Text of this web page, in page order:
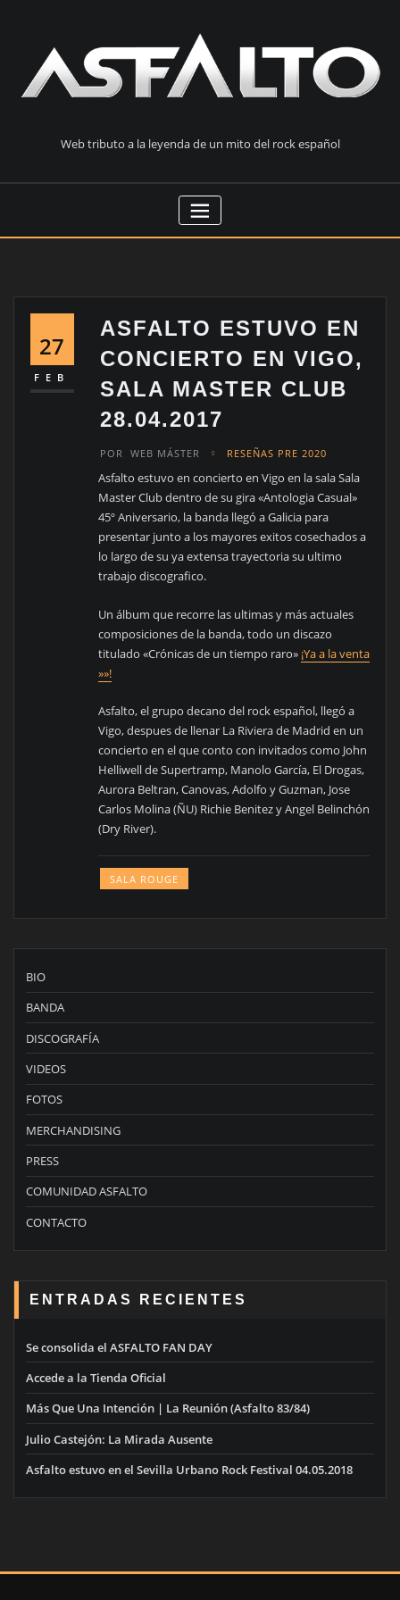
contenido
Web tributo a la leyenda de un mito del rock español
27
FEB
ASFALTO ESTUVO EN
CONCIERTO EN VIGO,
SALA MASTER CLUB
28.04.2017
POR WEB MÁSTER RESEÑAS PRE 2020
Asfalto estuvo en concierto en Vigo en la sala Sala
Master Club dentro de su gira «Antologia Casual»
45º Aniversario, la banda llegó a Galicia para
presentar junto a los mayores exitos cosechados a
lo largo de su ya extensa trayectoria su ultimo
trabajo discografico.
Un álbum que recorre las ultimas y más actuales
composiciones de la banda, todo un discazo
titulado «Crónicas de un tiempo raro» ¡Ya a la venta
»»!
Asfalto, el grupo decano del rock español, llegó a
Vigo, despues de llenar La Riviera de Madrid en un
concierto en el que conto con invitados como John
Helliwell de Supertramp, Manolo García, El Drogas,
Aurora Beltran, Canovas, Adolfo y Guzman, Jose
Carlos Molina (ÑU) Richie Benitez y Angel Belinchón
(Dry River).
SALA ROUGE
BIO
BANDA
DISCOGRAFÍA
VIDEOS
FOTOS
MERCHANDISING
PRESS
COMUNIDAD ASFALTO
CONTACTO
ENTRADAS RECIENTES
Se consolida el ASFALTO FAN DAY
Accede a la Tienda Oficial
Más Que Una Intención | La Reunión (Asfalto 83/84)
Julio Castejón: La Mirada Ausente
Asfalto estuvo en el Sevilla Urbano Rock Festival 04.05.2018